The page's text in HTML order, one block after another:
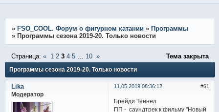
» FSO_COOL. Форум о фигурном катании » Программы
» Программы сезона 2019-20. Только новости
Программы сезона 2019-20. Только новости
Страница: « 1 2 3 4 5 10 » Тема закрыта
61
11.05.2019 08:36:12
Lika
Модератор
Брейди Теннел
ПП - саундтрек к фильму "Новый